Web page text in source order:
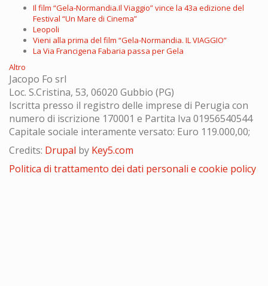
Il film “Gela-Normandia.Il Viaggio” vince la 43a edizione del
Festival “Un Mare di Cinema”
Leopoli
Vieni alla prima del film “Gela-Normandia. IL VIAGGIO”
La Via Francigena Fabaria passa per Gela
Altro
Jacopo Fo srl
Loc. S.Cristina, 53, 06020 Gubbio (PG)
Iscritta presso il registro delle imprese di Perugia con
numero di iscrizione 170001 e Partita Iva 01956540544
Capitale sociale interamente versato: Euro 119.000,00;
Credits: Drupal by Key5.com
Politica di trattamento dei dati personali e cookie policy